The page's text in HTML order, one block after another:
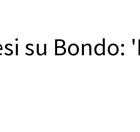
su Bondo: